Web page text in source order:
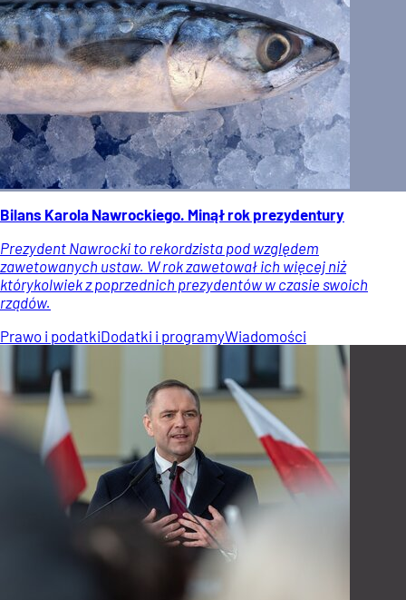
Bilans Karola Nawrockiego. Minął rok prezydentury
Prezydent Nawrocki to rekordzista pod względem
zawetowanych ustaw. W rok zawetował ich więcej niż
którykolwiek z poprzednich prezydentów w czasie swoich
rządów.
Prawo i podatkiDodatki i programyWiadomości